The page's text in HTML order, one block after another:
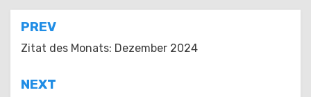
Beitragsnavigation
PREV
Zitat des Monats: Dezember 2024
NEXT